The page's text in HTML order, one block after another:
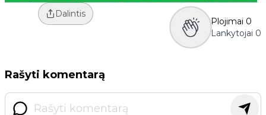
Dalintis
Plojimai 0
Lankytojai 0
Rašyti komentarą